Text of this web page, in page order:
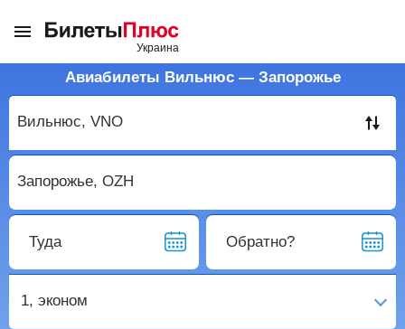
Авиабилеты Вильнюс — Запорожье
Туда Обратно?
1, эконом